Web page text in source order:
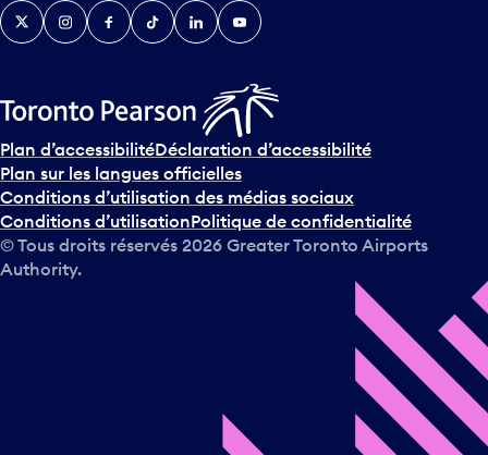
TwitterInstagramFacebook
TikTokLinkedInYouTube
Plan d’accessibilitéDéclaration d’accessibilité
Plan sur les langues officielles
Conditions d’utilisation des médias sociaux
Conditions d’utilisationPolitique de confidentialité
© Tous droits réservés 2026 Greater Toronto Airports
Authority.